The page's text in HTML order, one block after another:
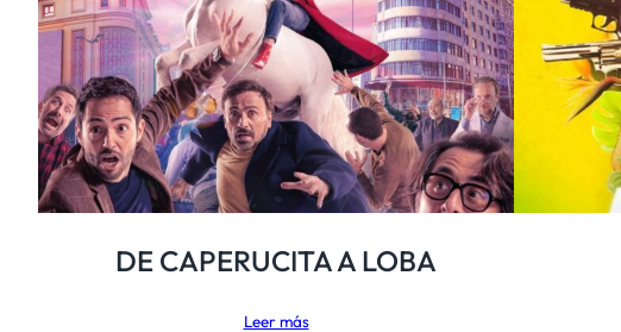
DE CAPERUCITA A LOBA
Leer más